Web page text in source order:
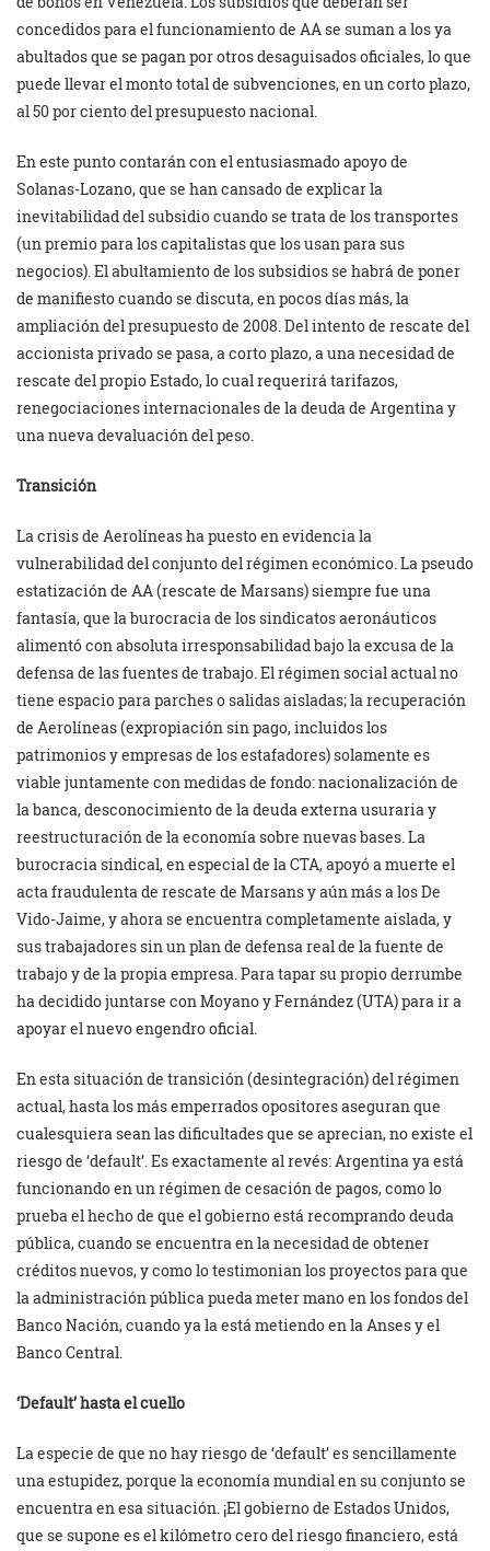
concedidos para el funcionamiento de AA se suman a los ya
abultados que se pagan por otros desaguisados oficiales, lo que
puede llevar el monto total de subvenciones, en un corto plazo,
al 50 por ciento del presupuesto nacional.
En este punto contarán con el entusiasmado apoyo de
Solanas-Lozano, que se han cansado de explicar la
inevitabilidad del subsidio cuando se trata de los transportes
(un premio para los capitalistas que los usan para sus
negocios). El abultamiento de los subsidios se habrá de poner
de manifiesto cuando se discuta, en pocos días más, la
ampliación del presupuesto de 2008. Del intento de rescate del
accionista privado se pasa, a corto plazo, a una necesidad de
rescate del propio Estado, lo cual requerirá tarifazos,
renegociaciones internacionales de la deuda de Argentina y
una nueva devaluación del peso.
Transición
La crisis de Aerolíneas ha puesto en evidencia la
vulnerabilidad del conjunto del régimen económico. La pseudo
estatización de AA (rescate de Marsans) siempre fue una
fantasía, que la burocracia de los sindicatos aeronáuticos
alimentó con absoluta irresponsabilidad bajo la excusa de la
defensa de las fuentes de trabajo. El régimen social actual no
tiene espacio para parches o salidas aisladas; la recuperación
de Aerolíneas (expropiación sin pago, incluidos los
patrimonios y empresas de los estafadores) solamente es
viable juntamente con medidas de fondo: nacionalización de
la banca, desconocimiento de la deuda externa usuraria y
reestructuración de la economía sobre nuevas bases. La
burocracia sindical, en especial de la CTA, apoyó a muerte el
acta fraudulenta de rescate de Marsans y aún más a los De
Vido-Jaime, y ahora se encuentra completamente aislada, y
sus trabajadores sin un plan de defensa real de la fuente de
trabajo y de la propia empresa. Para tapar su propio derrumbe
ha decidido juntarse con Moyano y Fernández (UTA) para ir a
apoyar el nuevo engendro oficial.
En esta situación de transición (desintegración) del régimen
actual, hasta los más emperrados opositores aseguran que
cualesquiera sean las dificultades que se aprecian, no existe el
riesgo de ‘default’. Es exactamente al revés: Argentina ya está
funcionando en un régimen de cesación de pagos, como lo
prueba el hecho de que el gobierno está recomprando deuda
pública, cuando se encuentra en la necesidad de obtener
créditos nuevos, y como lo testimonian los proyectos para que
la administración pública pueda meter mano en los fondos del
Banco Nación, cuando ya la está metiendo en la Anses y el
Banco Central.
‘Default’ hasta el cuello
La especie de que no hay riesgo de ‘default’ es sencillamente
una estupidez, porque la economía mundial en su conjunto se
encuentra en esa situación. ¡El gobierno de Estados Unidos,
que se supone es el kilómetro cero del riesgo financiero, está